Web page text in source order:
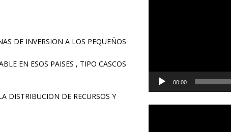
DE INVERSION A LOS PEQUEÑOS
EN ESOS PAISES , TIPO CASCOS
DISTRIBUCION DE RECURSOS Y
00:00